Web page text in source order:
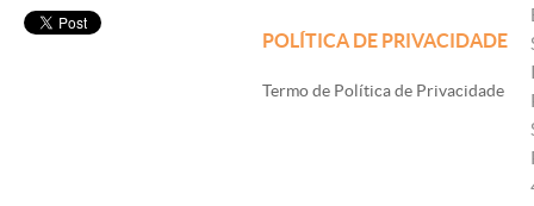
POLÍTICA DE PRIVACIDADE
Termo de Política de Privacidade